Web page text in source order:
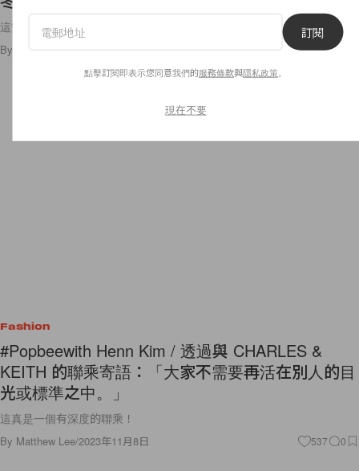
這雙… 寒冷的日子裡必須要擁有吧！！兩個顏色都好可愛😍
By Ellen Wang/2023年11月8日 603
Fashion
#Popbeewith Henn Kim / 透過與 CHARLES &
KEITH 的聯乘寄語：「大家不需要再活在別人的目
光或標準之中。」
這真是一個有深度的聯乘！
By Matthew Lee/2023年11月8日 537 0
訂閱
點擊訂閱即表示您同意我們的服務條款與隱私政策
現在不要